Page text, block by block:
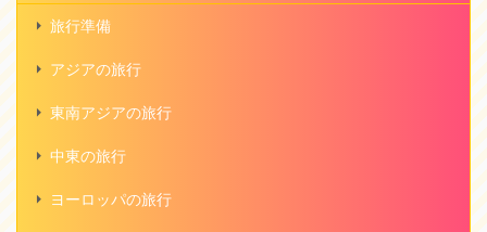
旅行準備
アジアの旅行
東南アジアの旅行
中東の旅行
ヨーロッパの旅行